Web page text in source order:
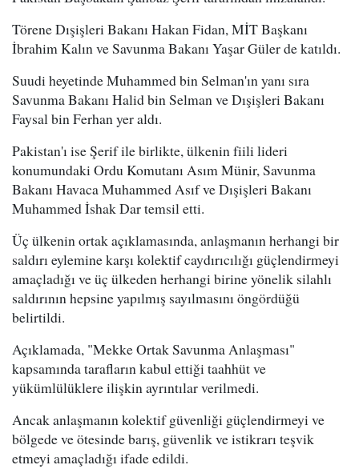
Törene Dışişleri Bakanı Hakan Fidan, MİT Başkanı
İbrahim Kalın ve Savunma Bakanı Yaşar Güler de katıldı.
Suudi heyetinde Muhammed bin Selman'ın yanı sıra
Savunma Bakanı Halid bin Selman ve Dışişleri Bakanı
Faysal bin Ferhan yer aldı.
Pakistan'ı ise Şerif ile birlikte, ülkenin fiili lideri
konumundaki Ordu Komutanı Asım Münir, Savunma
Bakanı Havaca Muhammed Asıf ve Dışişleri Bakanı
Muhammed İshak Dar temsil etti.
Üç ülkenin ortak açıklamasında, anlaşmanın herhangi bir
saldırı eylemine karşı kolektif caydırıcılığı güçlendirmeyi
amaçladığı ve üç ülkeden herhangi birine yönelik silahlı
saldırının hepsine yapılmış sayılmasını öngördüğü
belirtildi.
Açıklamada, "Mekke Ortak Savunma Anlaşması"
kapsamında tarafların kabul ettiği taahhüt ve
yükümlülüklere ilişkin ayrıntılar verilmedi.
Ancak anlaşmanın kolektif güvenliği güçlendirmeyi ve
bölgede ve ötesinde barış, güvenlik ve istikrarı teşvik
etmeyi amaçladığı ifade edildi.